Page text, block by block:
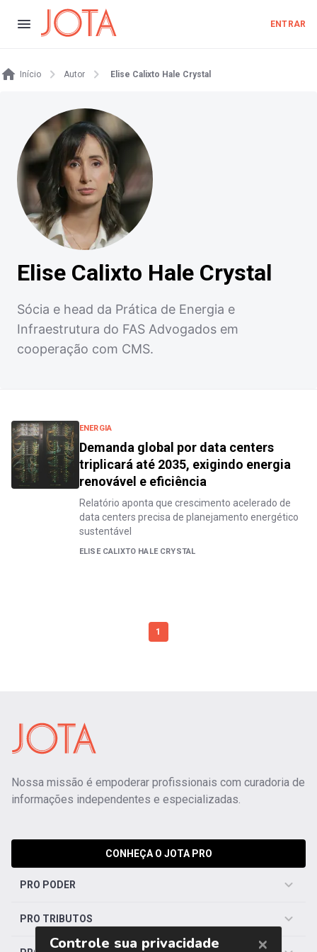
ENTRAR
Início Autor Elise Calixto Hale Crystal
Elise Calixto Hale Crystal
Sócia e head da Prática de Energia e
Infraestrutura do FAS Advogados em
cooperação com CMS.
ENERGIA
Demanda global por data centers
triplicará até 2035, exigindo energia
renovável e eficiência
Relatório aponta que crescimento acelerado de
data centers precisa de planejamento energético
sustentável
ELISE CALIXTO HALE CRYSTAL
1
Nossa missão é empoderar profissionais com curadoria de
informações independentes e especializadas.
CONHEÇA O JOTA PRO
PRO PODER
PRO TRIBUTOS